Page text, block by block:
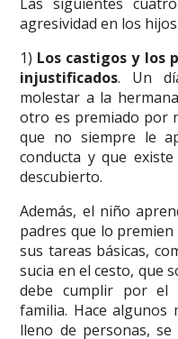
agresividad en los
1) Los castigos y los
injustificados. Un
molestar a la
otro es premiado por
que no siempre le
conducta y que
descubierto.
Además, el niño
padres que lo
sus tareas básicas,
sucia en el cesto, que
debe cumplir por el
familia. Hace algunos
lleno de personas,